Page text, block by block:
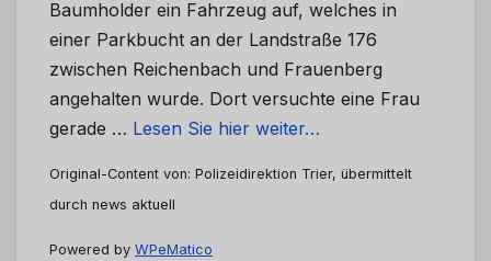
Baumholder ein Fahrzeug auf, welches in
einer Parkbucht an der Landstraße 176
zwischen Reichenbach und Frauenberg
angehalten wurde. Dort versuchte eine Frau
gerade … Lesen Sie hier weiter…
Original-Content von: Polizeidirektion Trier, übermittelt
durch news aktuell
Powered by WPeMatico